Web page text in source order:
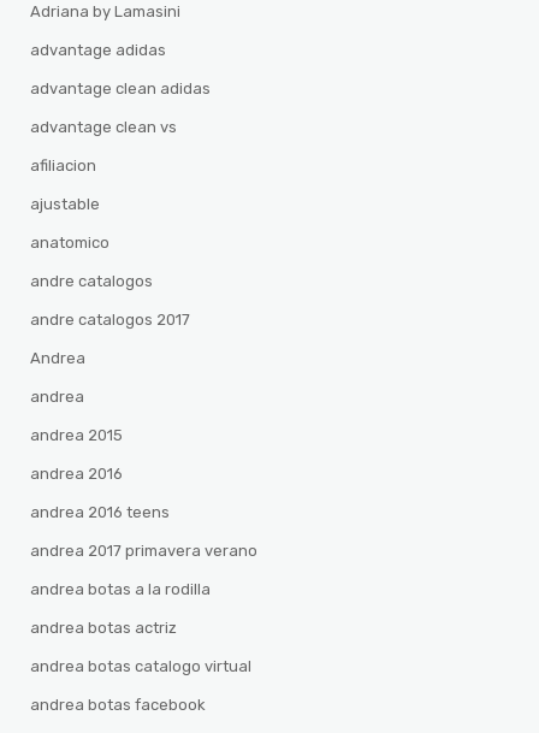
Adriana by Lamasini
advantage adidas
advantage clean adidas
advantage clean vs
afiliacion
ajustable
anatomico
andre catalogos
andre catalogos 2017
Andrea
andrea
andrea 2015
andrea 2016
andrea 2016 teens
andrea 2017 primavera verano
andrea botas a la rodilla
andrea botas actriz
andrea botas catalogo virtual
andrea botas facebook